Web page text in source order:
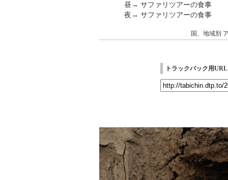
昼→ サファリツアーの食事
夜→ サファリツアーの食事
国、地域別
トラックバック用URL